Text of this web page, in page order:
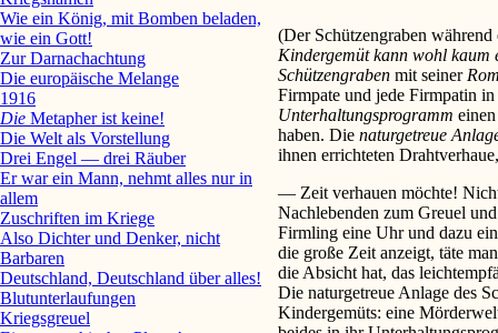
(Der Schützengraben
Kindergemüt kann wohl kaum
Schützengraben mit seiner
Firmpate und jede Firmpatin
Unterhaltungsprogramm
haben. Die naturgetreue
ihnen errichteten
— Zeit verhauen möchte!
Nachlebenden zum Greuel
Firmling eine Uhr und dazu
die große Zeit anzeigt, täte
die Absicht hat, das
Die naturgetreue Anlage des
Kindergemüts: eine
Wie ein König, mit Bomben beladen,
wie ein Gott!
Zur Darnachachtung
Die europäische Melange
1916
Die Metapher ist keine!
Die Welt als Vorstellung
Drei Engel — drei Räuber
Er war ein Mann, nehmt alles nur in
allem
Zuschriften im Kriege
Also Dichter und Denker, nicht
Barbaren
Deutschland, Deutschland über alles!
Blutunterlaufungen
Kriegsgreuel